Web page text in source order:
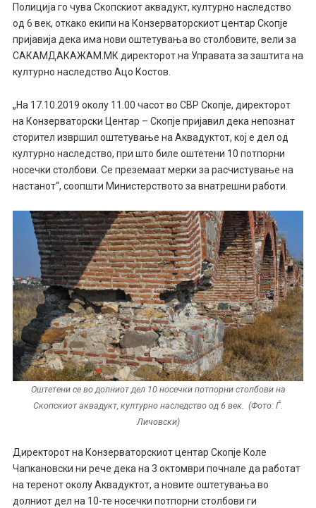
Полиција го чува Скопскиот аквадукт, културно наследство
од 6 век, откако екипи на Конзерваторскиот центар Скопје
пријавија дека има нови оштетувања во столбовите, вели за
САКАМДАКАЖАМ.МК директорот на Управата за заштита на
културно наследство Ацо Костов.
„На 17.10.2019 околу 11.00 часот во СВР Скопје, директорот
на Конзерваторски Центар – Скопје пријавил дека непознат
сторител извршил оштетување на Аквадуктот, кој е дел од
културно наследство, при што биле оштетени 10 потпорни
носечки столбови. Се преземаат мерки за расчистување на
настанот“, соопшти Министерството за внатрешни работи.
Оштетени се во долниот дел 10 носечки потпорни столбови на
Скопскиот аквадукт, културно наследство од 6 век. (Фото: Ѓ.
Личовски)
Директорот на Конзерваторскиот центар Скопје Коле
Чапкановски ни рече дека на 3 октомври почнале да работат
на теренот околу Аквадуктот, а новите оштетувања во
долниот дел на 10-те носечки потпорни столбови ги